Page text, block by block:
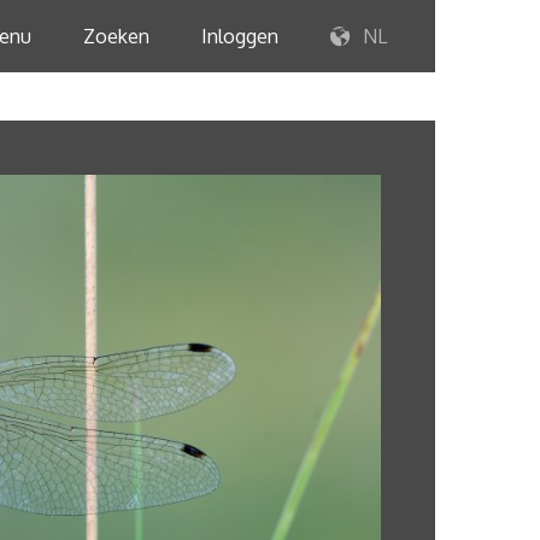
Zoeken Inloggen NL